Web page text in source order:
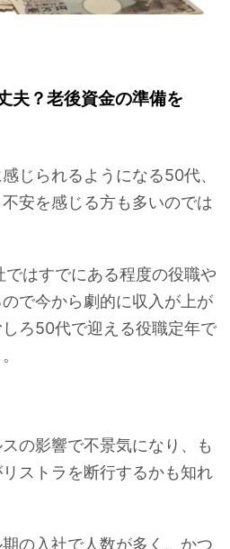
夫？老後資金の準備を
じられるようになる50代、
安を感じる方も多いのでは
はすでにある程度の役職や
で今から劇的に収入が上が
ろ50代で迎える役職定年で
の影響で不景気になり、も
ストラを断行するかも知れ
の入社で人数が多く、かつ